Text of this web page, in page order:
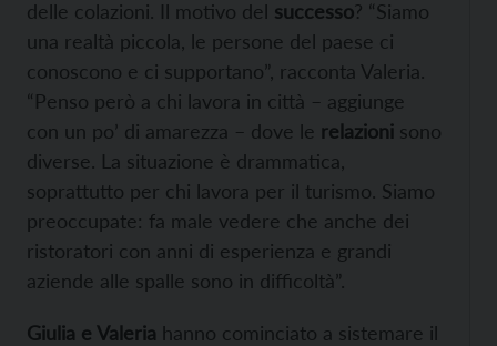
delle colazioni. Il motivo del successo? “Siamo
una realtà piccola, le persone del paese ci
conoscono e ci supportano”, racconta Valeria.
“Penso però a chi lavora in città – aggiunge
con un po’ di amarezza – dove le relazioni sono
diverse. La situazione è drammatica,
soprattutto per chi lavora per il turismo. Siamo
preoccupate: fa male vedere che anche dei
ristoratori con anni di esperienza e grandi
aziende alle spalle sono in difficoltà”.
Giulia e Valeria hanno cominciato a sistemare il